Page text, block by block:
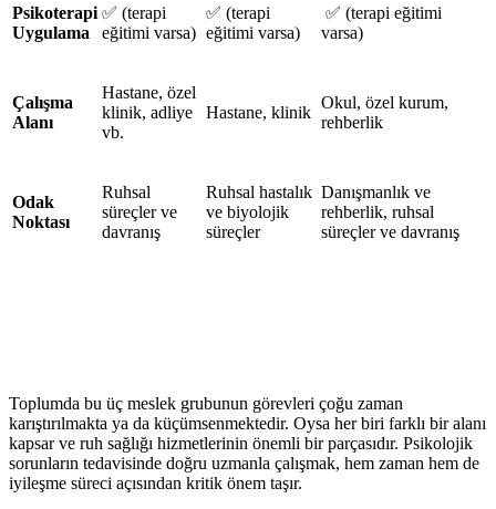
Psikoterapi
Uygulama
✅ (terapi
eğitimi varsa)
✅ (terapi
eğitimi varsa)
✅ (terapi eğitimi
varsa)
Çalışma
Alanı
Hastane, özel
klinik, adliye
vb.
Hastane, klinik
Okul, özel kurum,
rehberlik
Odak
Noktası
Ruhsal
süreçler ve
davranış
Ruhsal hastalık
ve biyolojik
süreçler
Danışmanlık ve
rehberlik, ruhsal
süreçler ve davranış
Toplumda bu üç meslek grubunun görevleri çoğu zaman
karıştırılmakta ya da küçümsenmektedir. Oysa her biri farklı bir alanı
kapsar ve ruh sağlığı hizmetlerinin önemli bir parçasıdır. Psikolojik
sorunların tedavisinde doğru uzmanla çalışmak, hem zaman hem de
iyileşme süreci açısından kritik önem taşır.